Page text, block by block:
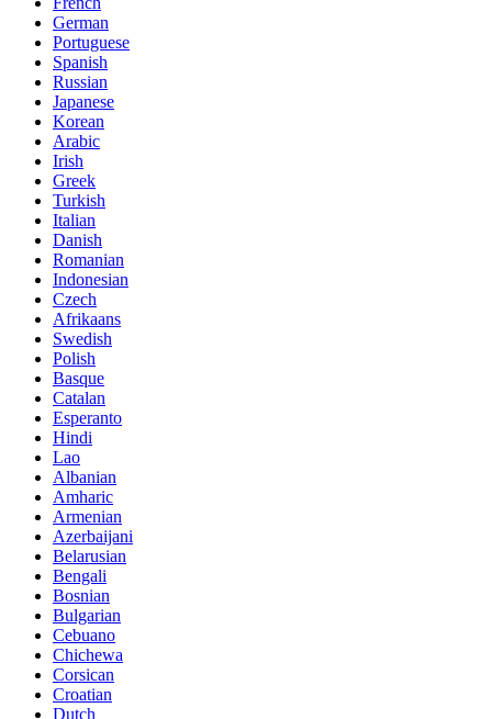
German
Portuguese
Spanish
Russian
Japanese
Korean
Arabic
Irish
Greek
Turkish
Italian
Danish
Romanian
Indonesian
Czech
Afrikaans
Swedish
Polish
Basque
Catalan
Esperanto
Hindi
Lao
Albanian
Amharic
Armenian
Azerbaijani
Belarusian
Bengali
Bosnian
Bulgarian
Cebuano
Chichewa
Corsican
Croatian
Dutch